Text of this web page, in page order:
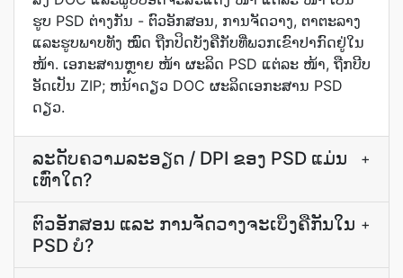
ຮູບ PSD ຕ່າງກັນ - ຕົວອັກສອນ, ການຈັດວາງ, ຕາຕະລາງ
ແລະຮູບພາບທັງ ໝົດ ຖືກປິດບັງຄືກັບທີ່ພວກເຂົາປາກົດຢູ່ໃນ
ໜ້າ. ເອກະສານຫຼາຍ ໜ້າ ຜະລິດ PSD ແຕ່ລະ ໜ້າ, ຖືກບີບ
ອັດເປັນ ZIP; ຫນ້າດຽວ DOC ຜະລິດເອກະສານ PSD
ດຽວ.
ລະດັບຄວາມລະອຽດ / DPI ຂອງ PSD ແມ່ນ
ເທົ່າໃດ?
+
ຕົວອັກສອນ ແລະ ການຈັດວາງຈະເບິ່ງຄືກັນໃນ
PSD ບໍ?
+